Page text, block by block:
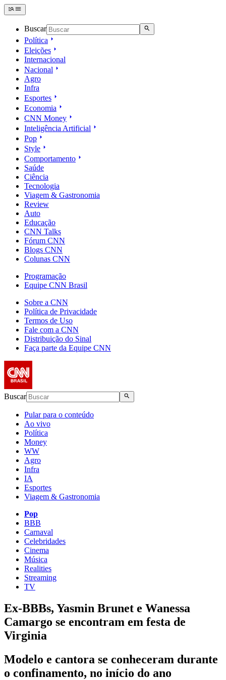
Buscar
Política
Eleições
Internacional
Nacional
Agro
Infra
Esportes
Economia
CNN Money
Inteligência Artificial
Pop
Style
Comportamento
Saúde
Ciência
Tecnologia
Viagem & Gastronomia
Review
Auto
Educação
CNN Talks
Fórum CNN
Blogs CNN
Colunas CNN
Programação
Equipe CNN Brasil
Sobre a CNN
Política de Privacidade
Termos de Uso
Fale com a CNN
Distribuição do Sinal
Faça parte da Equipe CNN
Buscar
Pular para o conteúdo
Ao vivo
Política
Money
WW
Agro
Infra
IA
Esportes
Viagem & Gastronomia
Pop
BBB
Carnaval
Celebridades
Cinema
Música
Realities
Streaming
TV
Ex-BBBs, Yasmin Brunet e Wanessa
Camargo se encontram em festa de
Virginia
Modelo e cantora se conheceram durante
o confinamento, no início do ano